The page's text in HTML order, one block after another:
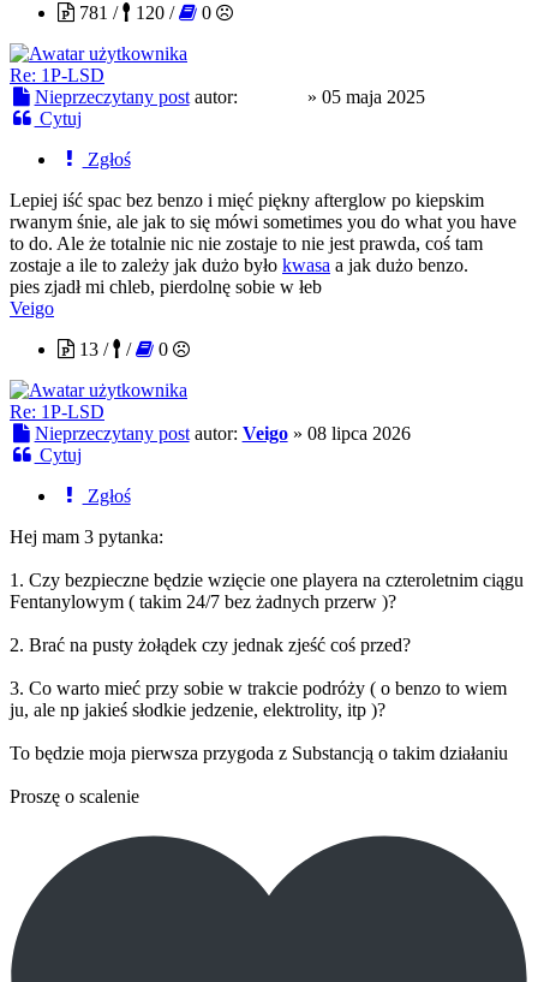
781 /
120 / 0
Re: 1P-LSD
Nieprzeczytany post autor: » 05 maja 2025
Cytuj
Zgłoś
Lepiej iść spac bez benzo i mięć piękny afterglow po kiepskim
rwanym śnie, ale jak to się mówi sometimes you do what you have
to do. Ale że totalnie nic nie zostaje to nie jest prawda, coś tam
zostaje a ile to zależy jak dużo było kwasa a jak dużo benzo.
pies zjadł mi chleb, pierdolnę sobie w łeb
Veigo
13 /
/ 0
Re: 1P-LSD
Nieprzeczytany post autor: Veigo» 08 lipca 2026
Cytuj
Zgłoś
Hej mam 3 pytanka:
1. Czy bezpieczne będzie wzięcie one playera na czteroletnim ciągu
Fentanylowym ( takim 24/7 bez żadnych przerw )?
2. Brać na pusty żołądek czy jednak zjeść coś przed?
3. Co warto mieć przy sobie w trakcie podróży ( o benzo to wiem
ju, ale np jakieś słodkie jedzenie, elektrolity, itp )?
To będzie moja pierwsza przygoda z Substancją o takim działaniu
Proszę o scalenie